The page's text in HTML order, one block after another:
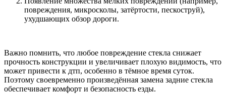
повреждения, микросколы, затёртости, пескоструй),
ухудшающих обзор дороги.
Важно помнить, что любое повреждение стекла снижает
прочность конструкции и увеличивает плохую видимость, что
может привести к дтп, особенно в тёмное время суток.
Поэтому своевременно произведённая замена задние стекла
обеспечивает комфорт и безопасность езды.